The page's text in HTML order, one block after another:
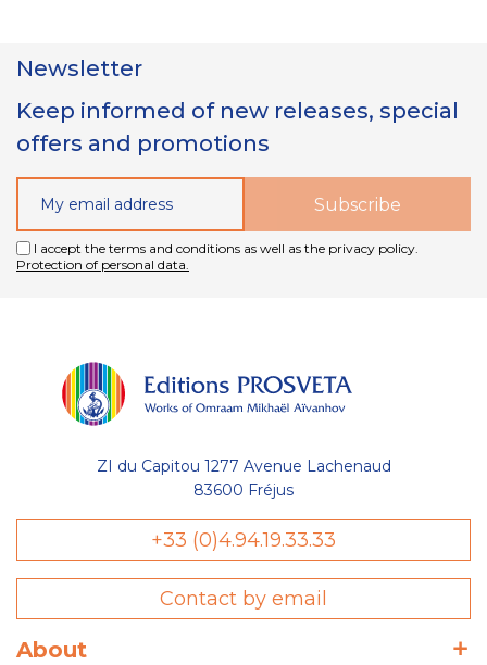
Newsletter
Keep informed of new releases, special
offers and promotions
I accept the terms and conditions as well as the privacy policy.
Protection of personal data.
ZI du Capitou 1277 Avenue Lachenaud
83600 Fréjus
+33 (0)4.94.19.33.33
Contact by email
About